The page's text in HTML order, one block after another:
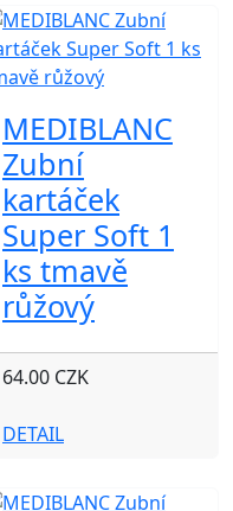
MEDIBLANC
Zubní
kartáček
Super Soft 1
ks tmavě
růžový
64.00 CZK
DETAIL